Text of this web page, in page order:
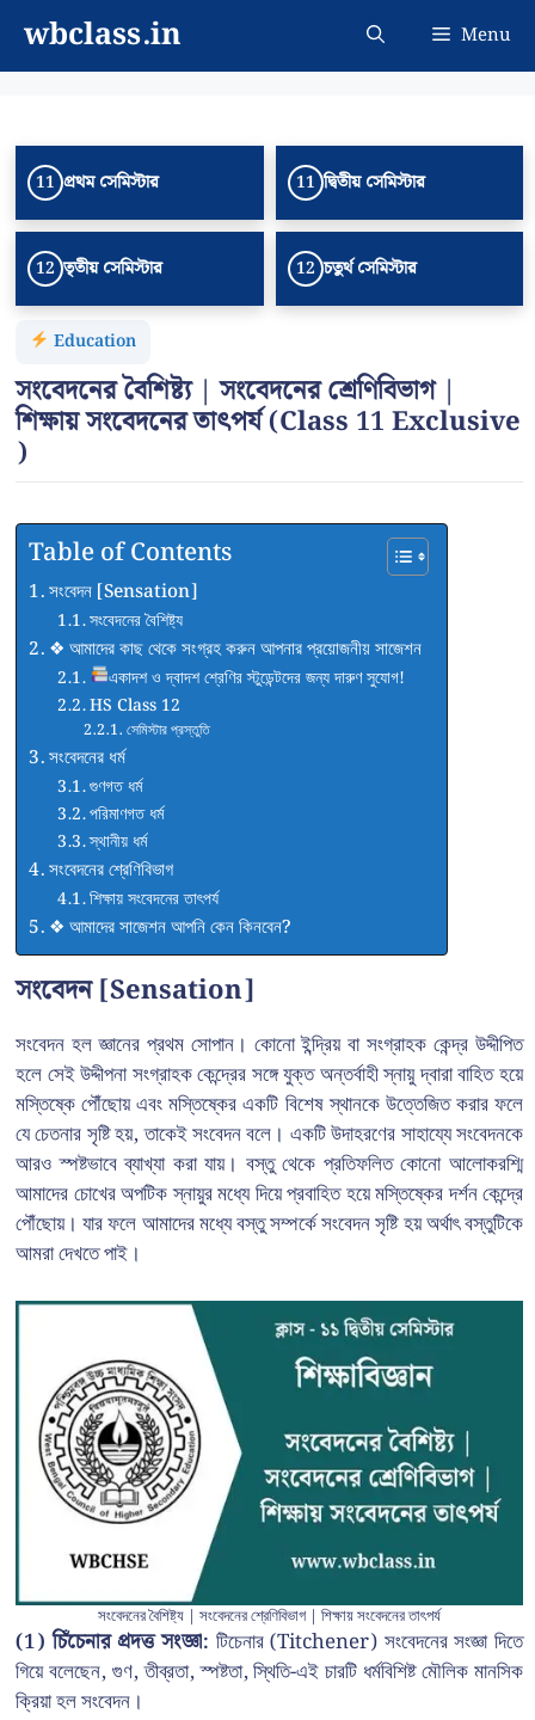
content
wbclass.in Menu
11 প্রথম সেমিস্টার 11 দ্বিতীয় সেমিস্টার
12 তৃতীয় সেমিস্টার 12 চতুর্থ সেমিস্টার
Education
সংবেদনের বৈশিষ্ট্য | সংবেদনের শ্রেণিবিভাগ |
শিক্ষায় সংবেদনের তাৎপর্য (Class 11 Exclusive
)
Table of Contents
সংবেদন [Sensation]
সংবেদনের বৈশিষ্ট্য
❖ আমাদের কাছ থেকে সংগ্রহ করুন আপনার প্রয়োজনীয় সাজেশন
একাদশ ও দ্বাদশ শ্রেণির স্টুডেন্টদের জন্য দারুণ সুযোগ!
HS Class 12
সেমিস্টার প্রস্তুতি
সংবেদনের ধর্ম
গুণগত ধর্ম
পরিমাণগত ধর্ম
স্থানীয় ধর্ম
সংবেদনের শ্রেণিবিভাগ
শিক্ষায় সংবেদনের তাৎপর্য
❖ আমাদের সাজেশন আপনি কেন কিনবেন?
সংবেদন [Sensation]
সংবেদন হল জ্ঞানের প্রথম সোপান। কোনো ইন্দ্রিয় বা সংগ্রাহক কেন্দ্র উদ্দীপিত
হলে সেই উদ্দীপনা সংগ্রাহক কেন্দ্রের সঙ্গে যুক্ত অন্তর্বাহী স্নায়ু দ্বারা বাহিত হয়ে
মস্তিষ্কে পৌঁছোয় এবং মস্তিষ্কের একটি বিশেষ স্থানকে উত্তেজিত করার ফলে
যে চেতনার সৃষ্টি হয়, তাকেই সংবেদন বলে। একটি উদাহরণের সাহায্যে সংবেদনকে
আরও স্পষ্টভাবে ব্যাখ্যা করা যায়। বস্তু থেকে প্রতিফলিত কোনো আলোকরশ্মি
আমাদের চোখের অপটিক স্নায়ুর মধ্যে দিয়ে প্রবাহিত হয়ে মস্তিষ্কের দর্শন কেন্দ্রে
পৌঁছোয়। যার ফলে আমাদের মধ্যে বস্তু সম্পর্কে সংবেদন সৃষ্টি হয় অর্থাৎ বস্তুটিকে
আমরা দেখতে পাই।
সংবেদনের বৈশিষ্ট্য | সংবেদনের শ্রেণিবিভাগ | শিক্ষায় সংবেদনের তাৎপর্য
(1)চিঁচেনার প্রদত্ত সংজ্ঞা: টিচেনার (Titchener) সংবেদনের সংজ্ঞা দিতে
গিয়ে বলেছেন, গুণ, তীব্রতা, স্পষ্টতা, স্থিতি-এই চারটি ধর্মবিশিষ্ট মৌলিক মানসিক
ক্রিয়া হল সংবেদন।